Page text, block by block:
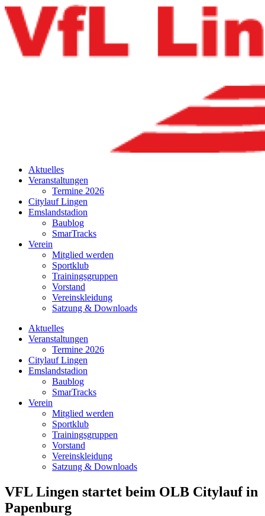
Aktuelles
Veranstaltungen
Termine 2026
Citylauf Lingen
Emslandstadion
Baublog
SmarTracks
Verein
Mitglied werden
Sportklub
Trainingsgruppen
Vorstand
Vereinskleidung
Satzung & Downloads
Aktuelles
Veranstaltungen
Termine 2026
Citylauf Lingen
Emslandstadion
Baublog
SmarTracks
Verein
Mitglied werden
Sportklub
Trainingsgruppen
Vorstand
Vereinskleidung
Satzung & Downloads
VFL Lingen startet beim OLB Citylauf in
Papenburg